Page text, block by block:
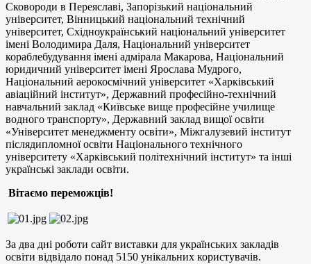
Сковороди в Переяславі, Запорізький національний
університет, Вінницький національний технічний
університет, Східноукраїнський національний університет
імені Володимира Даля, Національний університет
кораблебудування імені адмірала Макарова, Національний
юридичний університет імені Ярослава Мудрого,
Національний аерокосмічний університет «Харківський
авіаційний інститут», Державний професійно-технічний
навчальний заклад «Київське вище професійне училище
водного транспорту», Державний заклад вищої освіти
«Університет менеджменту освіти», Міжгалузевий інститут
післядипломної освіти Національного технічного
університету «Харківський політехнічний інститут» та інші
українські заклади освіти.
Вітаємо переможців!
За два дні роботи сайт виставки для українських закладів
освіти відвідало понад 5150 унікальних користувачів.